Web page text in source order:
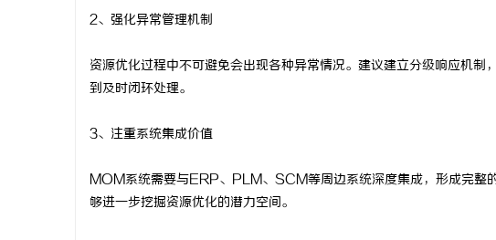
2、强化异常管理机制
资源优化过程中不可避免会出现各种异常情况。建议建立分级响应机
到及时闭环处理。
3、注重系统集成价值
MOM系统需要与ERP、PLM、SCM等周边系统深度集成，形成完整
够进一步挖掘资源优化的潜力空间。